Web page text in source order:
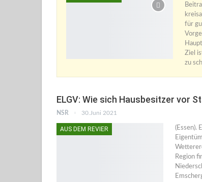
für
Ziel
zu
ELGV: Wie sich Hausbesitzer vor
NSR 30.Juni 2021
AUS DEM REVIER
(Essen).
Region